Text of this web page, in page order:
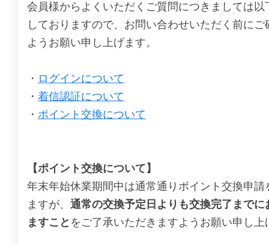
会員様からよくいただくご質問につきましては以
しておりますので、お問い合わせいただく前に
ようお願い申し上げます。
・ ログインについて
・ 着信認証について
・ ポイント交換について
【ポイント交換について】
年末年始休業期間中は通常通りポイント交換申請
ますが、 通常の交換予定日よりも交換完了までに
ますこと をご了承いただきますようお願い申し上